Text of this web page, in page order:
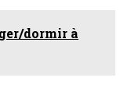
dormir à